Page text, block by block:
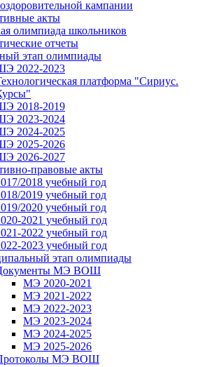
кампании
акты
олимпиада школьников
отчеты
этап олимпиады
2022-2023
платформа "Сириус.
2018-2019
2023-2024
2024-2025
2025-2026
2026-2027
правовые акты
2018 учебный год
2019 учебный год
2020 учебный год
2021 учебный год
2022 учебный год
2023 учебный год
этап олимпиады
МЭ ВОШ
МЭ 2020-2021
МЭ 2021-2022
МЭ 2022-2023
МЭ 2023-2024
МЭ 2024-2025
МЭ 2025-2026
МЭ ВОШ